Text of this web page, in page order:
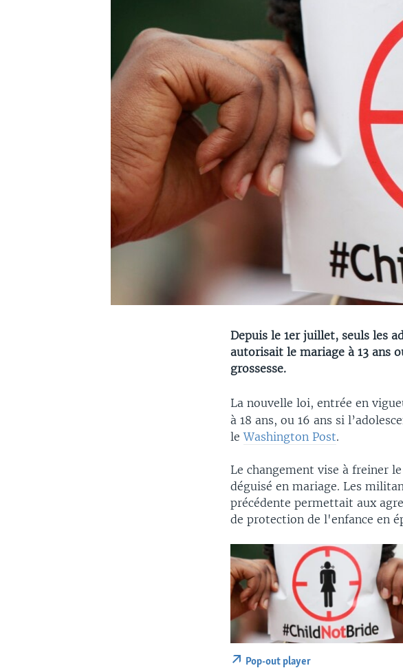
Depuis le 1er juillet, seuls les
autorisait le mariage à 13 ans
grossesse.
La nouvelle loi, entrée en
à 18 ans, ou 16 ans si
leWashington Post.
Le changement vise à freiner
déguisé en mariage. Les
précédente permettait aux
de protection de l'enfance en
No
Pop-out player